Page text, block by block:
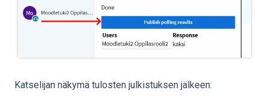
Katselijan näkymä tulosten julkistuksen jälkeen: